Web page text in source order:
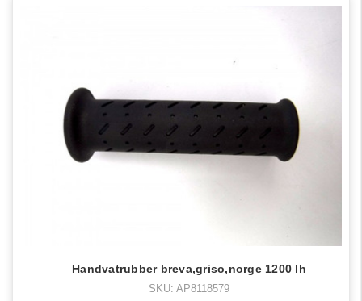
Handvatrubber breva,griso,norge 1200 lh
SKU: AP8118579